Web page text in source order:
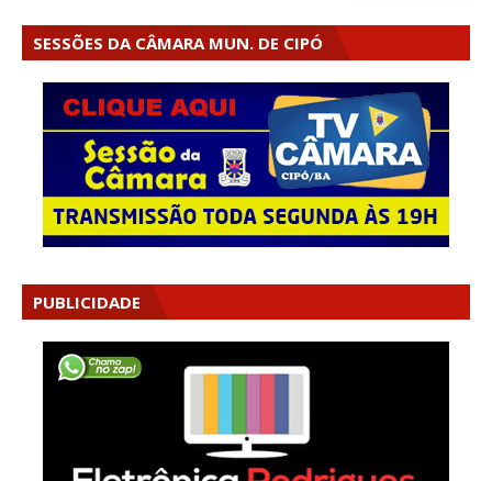
SESSÕES DA CÂMARA MUN. DE CIPÓ
PUBLICIDADE